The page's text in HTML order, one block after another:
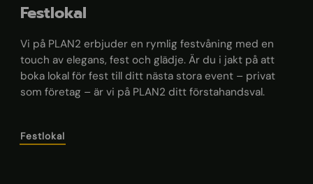
Festlokal
Vi på PLAN2 erbjuder en rymlig festvåning med en
touch av elegans, fest och glädje. Är du i jakt på att
boka lokal för fest till ditt nästa stora event – privat
som företag – är vi på PLAN2 ditt förstahandsval.
Festlokal